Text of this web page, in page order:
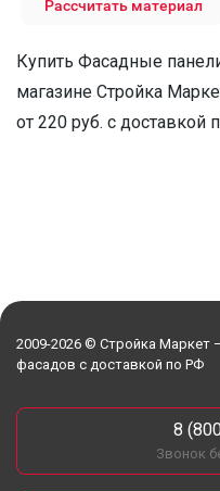
Рассчитать материал
Купить Фасадные
магазине Стройка
от 220 руб. с доставкой
2009-2026 © Стройка Маркет
фасадов с доставкой по РФ
8
Звонок